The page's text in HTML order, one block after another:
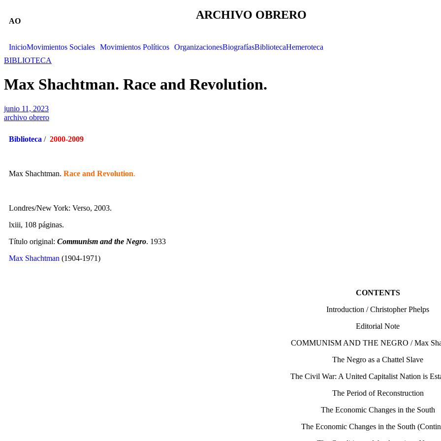
AO ARCHIVO OBRERO
InicioMovimientos Sociales Movimientos Políticos OrganizacionesBiografíasBibliotecaHemeroteca
BIBLIOTECA
Max Shachtman. Race and Revolution.
junio 11, 2023
archivo obrero
Biblioteca / 2000-2009
Max Shachtman. Race and Revolution.
Londres/New York: Verso, 2003.
lxiii, 108 páginas.
Título original: Communism and the Negro. 1933
Max Shachtman (1904-1971)
CONTENTS
Introduction / Christopher Phelps
Editorial Note
COMMUNISM AND THE NEGRO / Max
The Negro as a Chattel Slave
The Civil War: A United Capitalist Nation is
The Period of Reconstruction
The Economic Changes in the South
The Economic Changes in the South